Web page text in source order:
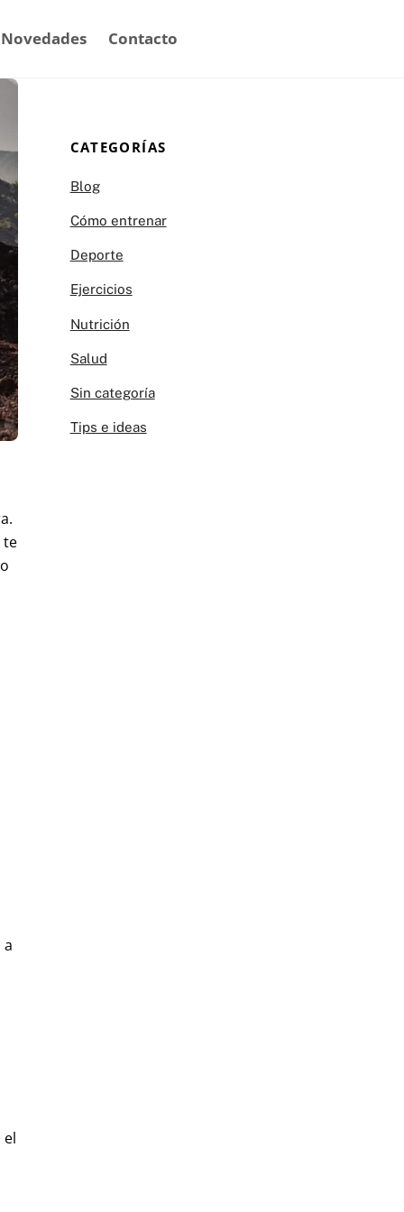
Novedades Contacto
te
el
CATEGORÍAS
Blog
Cómo entrenar
Deporte
Ejercicios
Nutrición
Salud
Sin categoría
Tips e ideas